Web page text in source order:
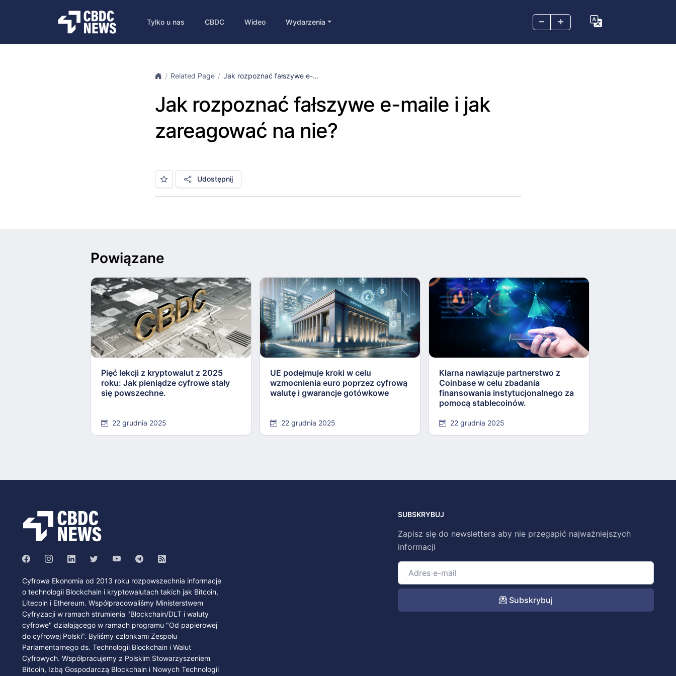
– +
Tylko u nas CBDC Wideo Wydarzenia
Related Page Jak rozpoznać fałszywe e-...
Jak rozpoznać fałszywe e-maile i jak
zareagować na nie?
Udostępnij
Powiązane
Pięć lekcji z kryptowalut z 2025
roku: Jak pieniądze cyfrowe stały
się powszechne.
22 grudnia 2025
UE podejmuje kroki w celu
wzmocnienia euro poprzez cyfrową
walutę i gwarancje gotówkowe
22 grudnia 2025
Klarna nawiązuje partnerstwo z
Coinbase w celu zbadania
finansowania instytucjonalnego za
pomocą stablecoinów.
22 grudnia 2025
Cyfrowa Ekonomia od 2013 roku rozpowszechnia informacje
o technologii Blockchain i kryptowalutach takich jak Bitcoin,
Litecoin i Ethereum. Współpracowaliśmy Ministerstwem
Cyfryzacji w ramach strumienia "Blockchain/DLT i waluty
cyfrowe" działającego w ramach programu "Od papierowej
do cyfrowej Polski". Byliśmy członkami Zespołu
Parlamentarnego ds. Technologii Blockchain i Walut
Cyfrowych. Współpracujemy z Polskim Stowarzyszeniem
Bitcoin, Izbą Gospodarczą Blockchain i Nowych Technologii
SUBSKRYBUJ
Zapisz się do newslettera aby nie przegapić najważniejszych
informacji
Subskrybuj